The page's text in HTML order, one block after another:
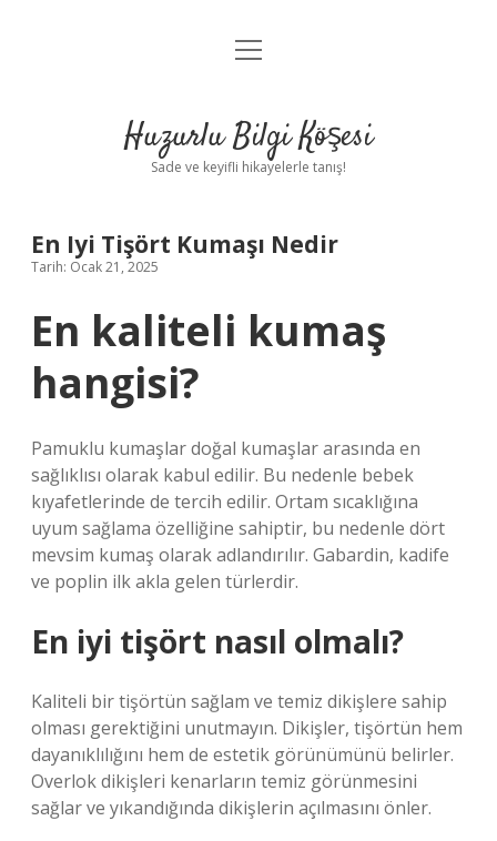
Anasayfa
Yasal Uyarı
menüyü
Huzurlu Bilgi Köşesi
Sade ve keyifli hikayelerle tanış!
En Iyi Tişört Kumaşı Nedir
Tarih: Ocak 21, 2025
En kaliteli kumaş
hangisi?
Pamuklu kumaşlar doğal kumaşlar arasında en
sağlıklısı olarak kabul edilir. Bu nedenle bebek
kıyafetlerinde de tercih edilir. Ortam sıcaklığına
uyum sağlama özelliğine sahiptir, bu nedenle dört
mevsim kumaş olarak adlandırılır. Gabardin, kadife
ve poplin ilk akla gelen türlerdir.
En iyi tişört nasıl olmalı?
Kaliteli bir tişörtün sağlam ve temiz dikişlere sahip
olması gerektiğini unutmayın. Dikişler, tişörtün hem
dayanıklılığını hem de estetik görünümünü belirler.
Overlok dikişleri kenarların temiz görünmesini
sağlar ve yıkandığında dikişlerin açılmasını önler.